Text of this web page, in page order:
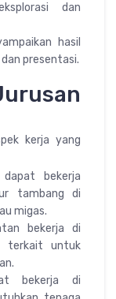
dan
hasil
presentasi.
kerja yang
dapat bekerja
tambang di
migas.
bekerja di
terkait untuk
bekerja di